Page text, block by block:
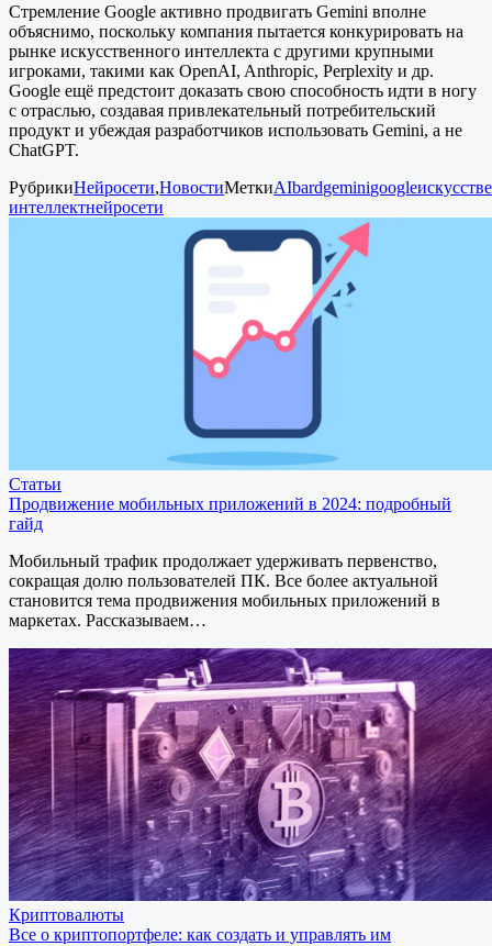
Стремление Google активно продвигать Gemini вполне
объяснимо, поскольку компания пытается конкурировать на
рынке искусственного интеллекта с другими крупными
игроками, такими как OpenAI, Anthropic, Perplexity и др.
Google ещё предстоит доказать свою способность идти в ногу
с отраслью, создавая привлекательный потребительский
продукт и убеждая разработчиков использовать Gemini, а не
ChatGPT.
РубрикиНейросети,НовостиМеткиAIbardgeminigoogle
интеллектнейросети
Статьи
Продвижение мобильных приложений в 2024: подробный
гайд
Мобильный трафик продолжает удерживать первенство,
сокращая долю пользователей ПК. Все более актуальной
становится тема продвижения мобильных приложений в
маркетах. Рассказываем…
Криптовалюты
Все о криптопортфеле: как создать и управлять им